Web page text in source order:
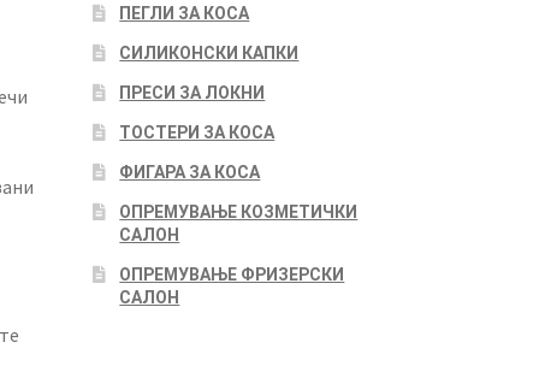
ПЕГЛИ ЗА КОСА
СИЛИКОНСКИ КАПКИ
ПРЕСИ ЗА ЛОКНИ
ТОСТЕРИ ЗА КОСА
ФИГАРА ЗА КОСА
ОПРЕМУВАЊЕ КОЗМЕТИЧКИ
САЛОН
ОПРЕМУВАЊЕ ФРИЗЕРСКИ
САЛОН